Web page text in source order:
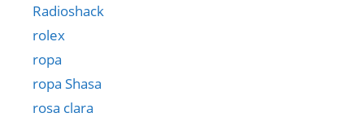
Radioshack
rolex
ropa
ropa Shasa
rosa clara